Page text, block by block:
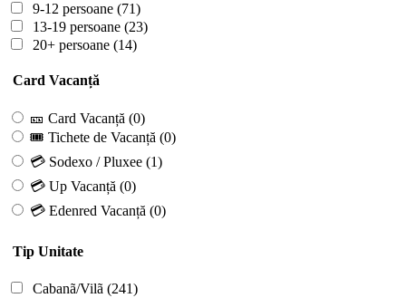
9-12 persoane (71)
13-19 persoane (23)
20+ persoane (14)
Card Vacanță
🎫 Card Vacanță (0)
🎟 Tichete de Vacanță (0)
💳 Sodexo / Pluxee (1)
💳 Up Vacanță (0)
💳 Edenred Vacanță (0)
Tip Unitate
Cabanã/Vilã (241)